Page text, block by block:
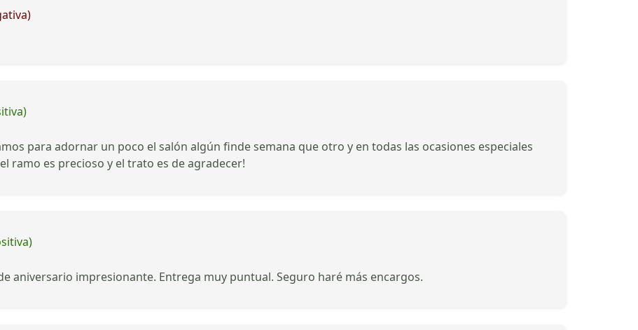
para adornar un poco el salón algún finde semana que otro y en todas las ocasiones especiales
ramo es precioso y el trato es de agradecer!
aniversario impresionante. Entrega muy puntual. Seguro haré más encargos.